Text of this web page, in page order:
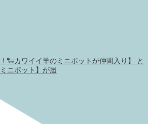
🐑カワイイ羊のミニポットが仲間入り】 と
ニポット】が届